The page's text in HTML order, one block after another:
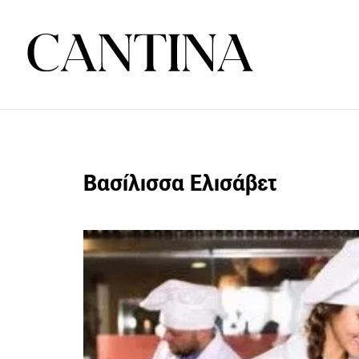
Βασίλισσα Ελισάβετ